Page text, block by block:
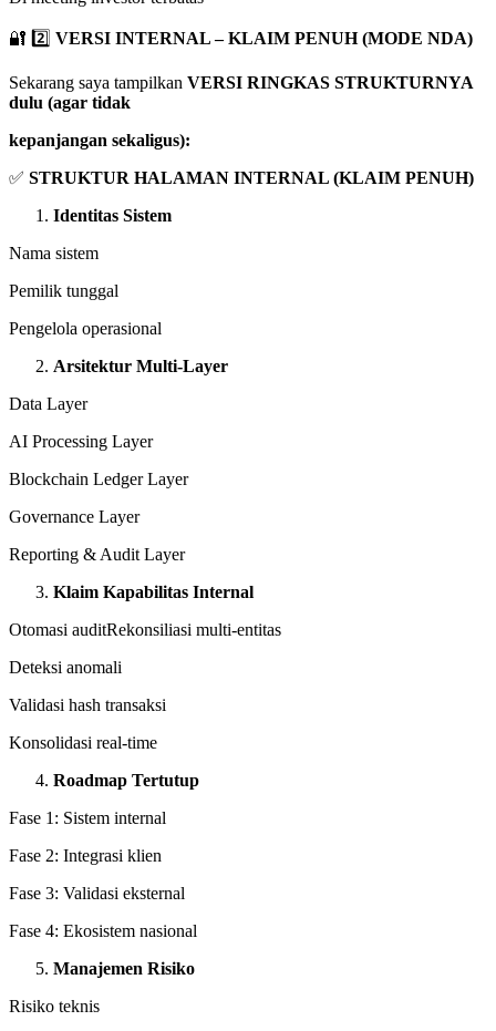
🔐 2️⃣ VERSI INTERNAL – KLAIM PENUH (MODE NDA)
Sekarang saya tampilkan VERSI RINGKAS STRUKTURNYA
dulu (agar tidak
kepanjangan sekaligus):
✅ STRUKTUR HALAMAN INTERNAL (KLAIM PENUH)
Identitas Sistem
Nama sistem
Pemilik tunggal
Pengelola operasional
Arsitektur Multi-Layer
Data Layer
AI Processing Layer
Blockchain Ledger Layer
Governance Layer
Reporting & Audit Layer
Klaim Kapabilitas Internal
Otomasi auditRekonsiliasi multi-entitas
Deteksi anomali
Validasi hash transaksi
Konsolidasi real-time
Roadmap Tertutup
Fase 1: Sistem internal
Fase 2: Integrasi klien
Fase 3: Validasi eksternal
Fase 4: Ekosistem nasional
Manajemen Risiko
Risiko teknis